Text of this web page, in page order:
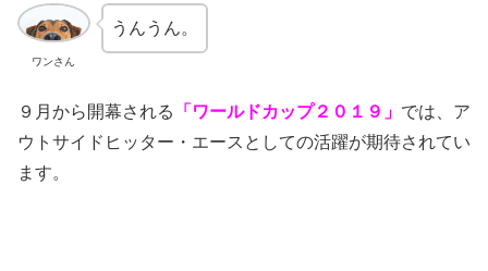
ワンさん
うんうん。
９月から開幕される 「ワールドカップ２０１９」 では、ア
ウトサイドヒッター・エースとしての活躍が期待されてい
ます。